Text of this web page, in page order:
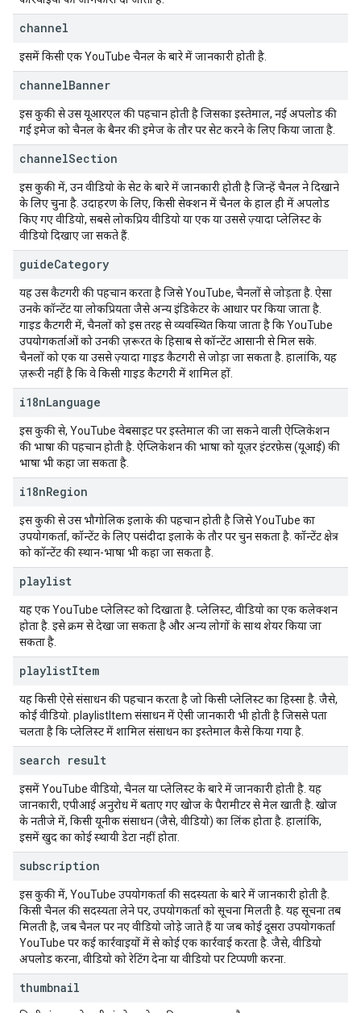
channel
इसमें किसी एक YouTube चैनल के बारे में जानकारी होती है.
channelBanner
इस कुकी से उस यूआरएल की पहचान होती है जिसका इस्तेमाल, नई अपलोड की
गई इमेज को चैनल के बैनर की इमेज के तौर पर सेट करने के लिए किया जाता है.
channelSection
इस कुकी में, उन वीडियो के सेट के बारे में जानकारी होती है जिन्हें चैनल ने दिखाने
के लिए चुना है. उदाहरण के लिए, किसी सेक्शन में चैनल के हाल ही में अपलोड
किए गए वीडियो, सबसे लोकप्रिय वीडियो या एक या उससे ज़्यादा प्लेलिस्ट के
वीडियो दिखाए जा सकते हैं.
guideCategory
यह उस कैटगरी की पहचान करता है जिसे YouTube, चैनलों से जोड़ता है. ऐसा
उनके कॉन्टेंट या लोकप्रियता जैसे अन्य इंडिकेटर के आधार पर किया जाता है.
गाइड कैटगरी में, चैनलों को इस तरह से व्यवस्थित किया जाता है कि YouTube
उपयोगकर्ताओं को उनकी ज़रूरत के हिसाब से कॉन्टेंट आसानी से मिल सके.
चैनलों को एक या उससे ज़्यादा गाइड कैटगरी से जोड़ा जा सकता है. हालांकि, यह
ज़रूरी नहीं है कि वे किसी गाइड कैटगरी में शामिल हों.
i18nLanguage
इस कुकी से, YouTube वेबसाइट पर इस्तेमाल की जा सकने वाली ऐप्लिकेशन
की भाषा की पहचान होती है. ऐप्लिकेशन की भाषा को यूज़र इंटरफ़ेस (यूआई) की
भाषा भी कहा जा सकता है.
i18nRegion
इस कुकी से उस भौगोलिक इलाके की पहचान होती है जिसे YouTube का
उपयोगकर्ता, कॉन्टेंट के लिए पसंदीदा इलाके के तौर पर चुन सकता है. कॉन्टेंट क्षेत्र
को कॉन्टेंट की स्थान-भाषा भी कहा जा सकता है.
playlist
यह एक YouTube प्लेलिस्ट को दिखाता है. प्लेलिस्ट, वीडियो का एक कलेक्शन
होता है. इसे क्रम से देखा जा सकता है और अन्य लोगों के साथ शेयर किया जा
सकता है.
playlistItem
यह किसी ऐसे संसाधन की पहचान करता है जो किसी प्लेलिस्ट का हिस्सा है. जैसे,
कोई वीडियो. playlistItem संसाधन में ऐसी जानकारी भी होती है जिससे पता
चलता है कि प्लेलिस्ट में शामिल संसाधन का इस्तेमाल कैसे किया गया है.
search result
इसमें YouTube वीडियो, चैनल या प्लेलिस्ट के बारे में जानकारी होती है. यह
जानकारी, एपीआई अनुरोध में बताए गए खोज के पैरामीटर से मेल खाती है. खोज
के नतीजे में, किसी यूनीक संसाधन (जैसे, वीडियो) का लिंक होता है. हालांकि,
इसमें खुद का कोई स्थायी डेटा नहीं होता.
subscription
इस कुकी में, YouTube उपयोगकर्ता की सदस्यता के बारे में जानकारी होती है.
किसी चैनल की सदस्यता लेने पर, उपयोगकर्ता को सूचना मिलती है. यह सूचना तब
मिलती है, जब चैनल पर नए वीडियो जोड़े जाते हैं या जब कोई दूसरा उपयोगकर्ता
YouTube पर कई कार्रवाइयों में से कोई एक कार्रवाई करता है. जैसे, वीडियो
अपलोड करना, वीडियो को रेटिंग देना या वीडियो पर टिप्पणी करना.
thumbnail